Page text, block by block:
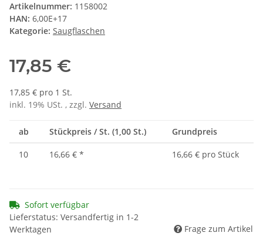
Artikelnummer: 1158002
HAN: 6,00E+17
Kategorie: Saugflaschen
17,85 €
17,85 € pro 1 St.
inkl. 19% USt. , zzgl. Versand
ab Stückpreis / St. (1,00 St.) Grundpreis
10 16,66 € * 16,66 € pro Stück
Sofort verfügbar
Lieferstatus: Versandfertig in 1-2
Werktagen
Frage zum Artikel